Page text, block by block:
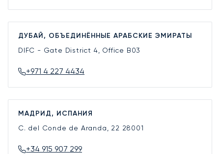
ДУБАЙ, ОБЪЕДИНЁННЫЕ АРАБСКИЕ ЭМИРАТЫ
DIFC - Gate District 4, Office B03
+971 4 227 4434
МАДРИД, ИСПАНИЯ
C. del Conde de Aranda, 22 28001
+34 915 907 299